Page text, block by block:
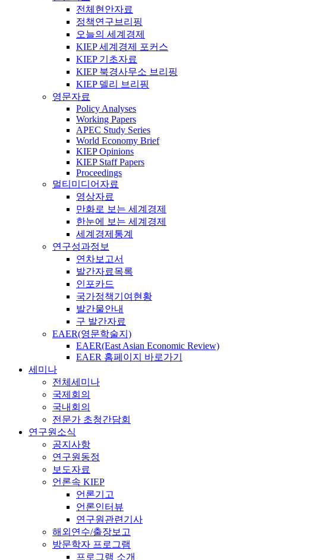
전체현안자료
정책연구브리핑
오늘의 세계경제
KIEP 세계경제 포커스
KIEP 기초자료
KIEP 북경사무소 브리핑
KIEP 델리 브리핑
영문자료
Policy Analyses
Working Papers
APEC Study Series
World Economy Brief
KIEP Opinions
KIEP Staff Papers
Proceedings
멀티미디어자료
영상자료
만화로 보는 세계경제
한눈에 보는 세계경제
세계경제통계
연구성과정보
연차보고서
발간자료목록
인포카드
국가정책기여현황
발간물안내
구 발간자료
EAER(영문학술지)
EAER(East Asian Economic Review)
EAER 홈페이지 바로가기
세미나
전체세미나
국제회의
국내회의
전문가 초청간담회
연구원소식
공지사항
연구원동정
보도자료
언론속 KIEP
언론기고
언론인터뷰
연구원관련기사
해외연수/출장보고
방문학자 프로그램
프로그램 소개